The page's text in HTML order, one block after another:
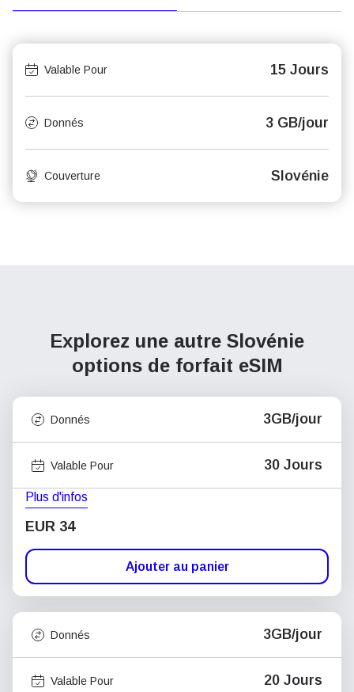
Valable Pour 15 Jours
Donnés 3 GB/jour
Couverture Slovénie
Explorez une autre Slovénie
options de forfait eSIM
Donnés 3GB/jour
Valable Pour 30 Jours
Plus d'infos
EUR 34
Ajouter au panier
Donnés 3GB/jour
Valable Pour 20 Jours